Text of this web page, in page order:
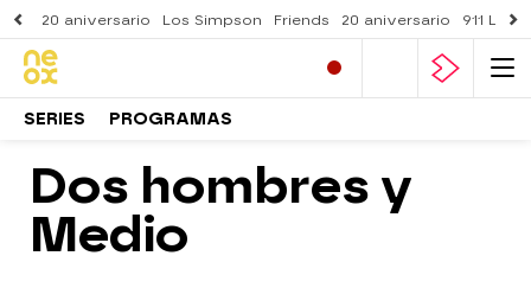
20 aniversario Los Simpson Friends 20 aniversario 911
SERIES PROGRAMAS
Dos hombres y
Medio